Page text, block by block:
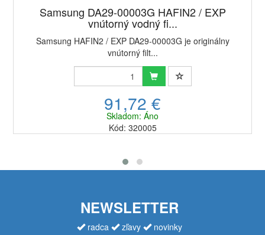
Samsung DA29-00003G HAFIN2 / EXP
vnútorný vodný fi...
Samsung HAFIN2 / EXP DA29-00003G je originálny
vnútorný filt...
91,72 €
Skladom: Áno
Kód: 320005
NEWSLETTER
radca zľavy
novinky